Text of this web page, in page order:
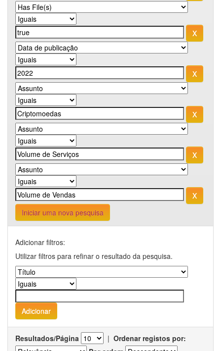
Iniciar uma nova pesquisa
Adicionar filtros:
Utilizar filtros para refinar o resultado da pesquisa.
Resultados/Página | Ordenar registos por: